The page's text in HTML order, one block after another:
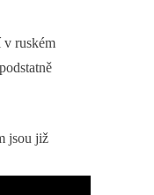
v ruském
jsou již